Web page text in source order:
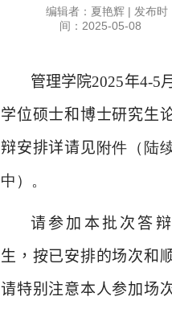
编辑者：夏艳辉 | 发布时
间：2025-05-08
管理学院2025年4-5
学位硕士和博士研究生
辩安排详请见附件（陆
中）。
请参加本批次答
生，按已安排的场次和
请特别注意本人参加场